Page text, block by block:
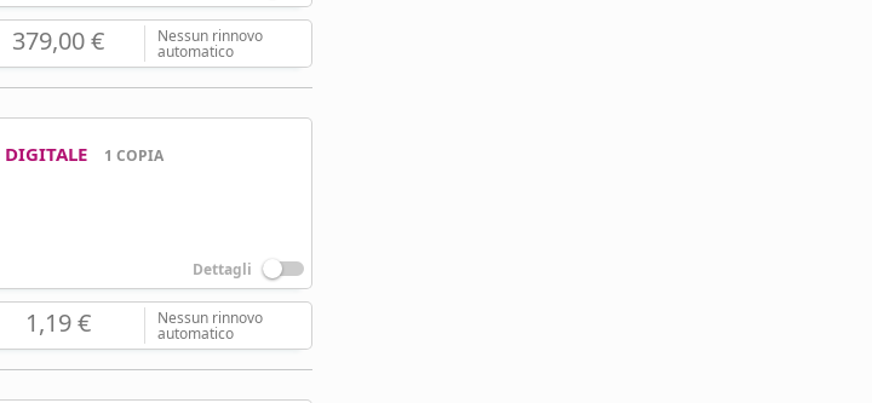
379,00 € Nessun rinnovo
automatico
DIGITALE 1 COPIA
Dettagli
1,19 € Nessun rinnovo
automatico